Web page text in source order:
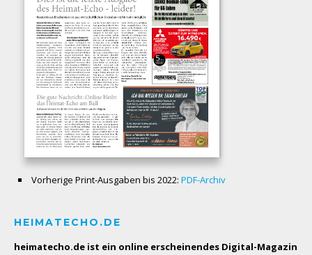
Vorherige Print-Ausgaben bis 2022: PDF-Archiv
HEIMATECHO.DE
heimatecho.de ist ein online erscheinendes Digital-Magazin